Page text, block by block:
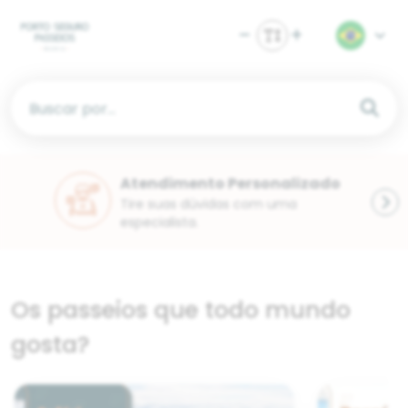
Buscar por...
Atendimento Personalizado
Tire suas dúvidas com uma
especialista.
Os passeios que todo mundo
gosta?